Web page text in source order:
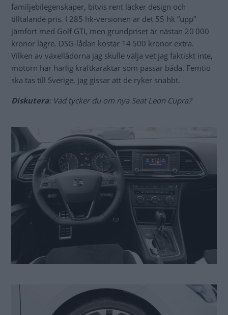
familjebilegenskaper, bitvis rent läcker design och
tilltalande pris. I 285 hk-versionen är det 55 hk ”upp”
jämfört med Golf GTI, men grundpriset är nästan 20 000
kronor lägre. DSG-lådan kostar 14 500 kronor extra.
Vilken av växellådorna jag skulle välja vet jag faktiskt inte,
motorn har härlig kraftkaraktär som passar båda. Femtio
ska tas till Sverige, jag gissar att de ryker snabbt.
Diskutera: Vad tycker du om nya Seat Leon Cupra?